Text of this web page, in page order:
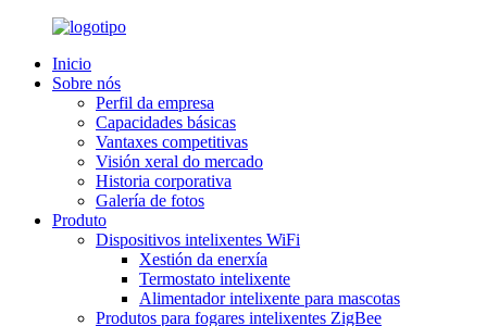
Inicio
Sobre nós
Perfil da empresa
Capacidades básicas
Vantaxes competitivas
Visión xeral do mercado
Historia corporativa
Galería de fotos
Produto
Dispositivos intelixentes WiFi
Xestión da enerxía
Termostato intelixente
Alimentador intelixente para mascotas
Produtos para fogares intelixentes ZigBee